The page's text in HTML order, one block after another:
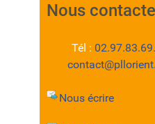
Nous
Tél :
Nous écrire